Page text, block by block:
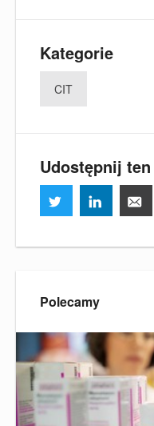
Kategorie
CIT
Udostępnij
Polecamy